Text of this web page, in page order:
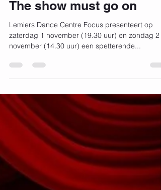
23 sep 2025
1 minuten om te lezen
The show must go on
Lemiers Dance Centre Focus presenteert op
november (14.30 uur) een spetterende...